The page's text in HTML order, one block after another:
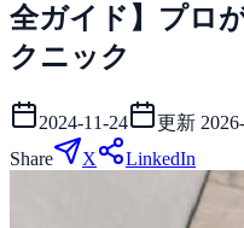
全ガイド】プロ
クニック
2024-11-24 更新
Share
X LinkedIn